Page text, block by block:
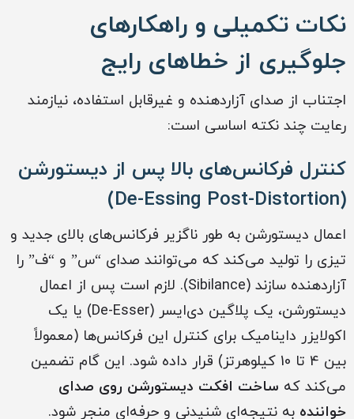
نکات تکمیلی و راهکارهای
جلوگیری از خطاهای رایج
اجتناب از صدای آزاردهنده و غیرقابل استفاده، نیازمند
رعایت چند نکته اساسی است:
کنترل فرکانس‌های بالا پس از دیستورشن
(De-Essing Post-Distortion)
اعمال دیستورشن به طور ناگزیر فرکانس‌های بالای جدید و
تیزی را تولید می‌کند که می‌توانند صدای “س” و “ف” را
آزاردهنده سازند (Sibilance). لازم است پس از اعمال
دیستورشن، یک پلاگین دی‌ایسر (De-Esser) یا یک
اکولایزر داینامیک برای کنترل این فرکانس‌ها (معمولاً
بین 4 تا 10 کیلوهرتز) قرار داده شود. این گام تضمین
می‌کند که ساخت افکت دیستورشن روی صدای
خواننده به نتیجه‌ای شنیدنی و حرفه‌ای منجر شود.